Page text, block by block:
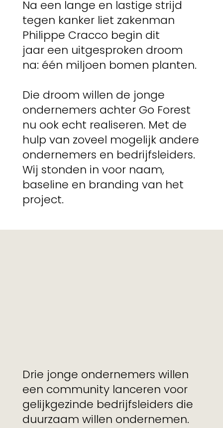
Na een lange en lastige strijd
tegen kanker liet zakenman
Philippe Cracco begin dit
jaar een uitgesproken droom
na: één miljoen bomen planten.
Die droom willen de jonge
ondernemers achter Go Forest
nu ook echt realiseren. Met de
hulp van zoveel mogelijk andere
ondernemers en bedrijfsleiders.
Wij stonden in voor naam,
baseline en branding van het
project.
Drie jonge ondernemers willen
een community lanceren voor
gelijkgezinde bedrijfsleiders die
duurzaam willen ondernemen.